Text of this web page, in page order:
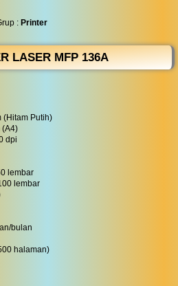
: Printer
LASER MFP 136A
(Hitam Putih)
(A4)
dpi
lembar
lembar
bulan
halaman)